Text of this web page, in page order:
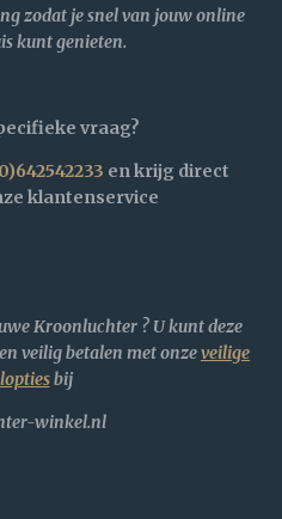
zodat je snel van jouw online
kunt genieten.
vraag?
en krijg direct
klantenservice
Kroonluchter ? U kunt deze
veilig betalen met onzeveilige
bij
winkel.nl